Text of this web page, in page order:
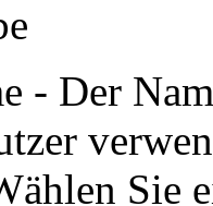
- Der
Sie